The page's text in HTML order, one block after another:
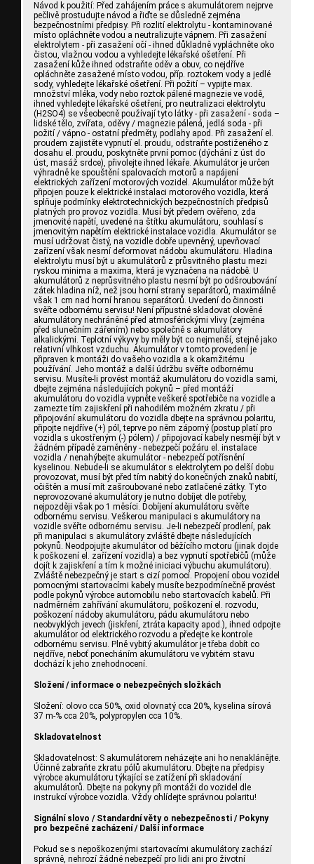
Návod k použití: Před zahájením práce s akumulátorem nejprve
pečlivě prostudujte návod a řiďte se důsledně zejména
bezpečnostními předpisy. Při rozlití elektrolytu - kontaminované
místo opláchněte vodou a neutralizujte vápnem. Při zasažení
elektrolytem - při zasažení očí - ihned důkladně vypláchněte oko
čistou, vlažnou vodou a vyhledejte lékařské ošetření. Při
zasažení kůže ihned odstraňte oděv a obuv, co nejdříve
opláchněte zasažené místo vodou, příp. roztokem vody a jedlé
sody, vyhledejte lékařské ošetření. Při požití – vypijte max.
množství mléka, vody nebo roztok pálené magnezie ve vodě,
ihned vyhledejte lékařské ošetření, pro neutralizaci elektrolytu
(H2SO4) se všeobecně používají tyto látky - při zasažení - soda –
lidské tělo, zvířata, oděvy / magnezie pálená, jedlá soda - při
požití / vápno - ostatní předměty, podlahy apod. Při zasažení el.
proudem zajistěte vypnutí el. proudu, odstraňte postiženého z
dosahu el. proudu, poskytněte první pomoc (dýchání z úst do
úst, masáž srdce), přivolejte ihned lékaře. Akumulátor je určen
výhradně ke spouštění spalovacích motorů a napájení
elektrických zařízení motorových vozidel. Akumulátor může být
připojen pouze k elektrické instalaci motorového vozidla, která
splňuje podmínky elektrotechnických bezpečnostních předpisů
platných pro provoz vozidla. Musí být předem ověřeno, zda
jmenovité napětí, uvedené na štítku akumulátoru, souhlasí s
jmenovitým napětím elektrické instalace vozidla. Akumulátor se
musí udržovat čistý, na vozidle dobře upevněný, upevňovací
zařízení však nesmí deformovat nádobu akumulátoru. Hladina
elektrolytu musí být u akumulátorů z průsvitného plastu mezi
ryskou minima a maxima, která je vyznačena na nádobě. U
akumulátorů z neprůsvitného plastu nesmí být po odšroubování
zátek hladina níž, než jsou horní strany separátorů, maximálně
však 1 cm nad horní hranou separátorů. Uvedení do činnosti
svěřte odbornému servisu! Není přípustné skladovat olověné
akumulátory nechráněné před atmosférickými vlivy (zejména
před slunečním zářením) nebo společně s akumulátory
alkalickými. Teplotní výkyvy by měly být co nejmenší, stejně jako
relativní vlhkost vzduchu. Akumulátor v tomto provedení je
připraven k montáži do vašeho vozidla a k okamžitému
používání. Jeho montáž a další údržbu svěřte odbornému
servisu. Musíte-li provést montáž akumulátoru do vozidla sami,
dbejte zejména následujících pokynů – před montáží
akumulátoru do vozidla vypněte veškeré spotřebiče na vozidle a
zamezte tím zajiskření při nahodilém možném zkratu / při
připojování akumulátoru do vozidla dbejte na správnou polaritu,
připojte nejdříve (+) pól, teprve po něm záporný (postup platí pro
vozidla s ukostřeným (-) pólem) / připojovací kabely nesmějí být v
žádném případě zaměněny - nebezpečí požáru el. instalace
vozidla / nenahýbejte akumulátor - nebezpečí potřísnění
kyselinou. Nebude-li se akumulátor s elektrolytem po delší dobu
provozovat, musí být před tím nabitý do konečných znaků nabití,
očištěn a musí mít zašroubované nebo zatlačené zátky. Tyto
neprovozované akumulátory je nutno dobíjet dle potřeby,
nejpozději však po 1 měsíci. Dobíjení akumulátoru svěřte
odbornému servisu. Veškerou manipulaci s akumulátory na
vozidle svěřte odbornému servisu. Je-li nebezpečí prodlení, pak
při manipulaci s akumulátory zvláště dbejte následujících
pokynů. Neodpojujte akumulátor od běžícího motoru (jinak dojde
k poškození el. zařízení vozidla) a bez vypnutí spotřebičů (může
dojít k zajiskření a tím k možné iniciaci výbuchu akumulátoru).
Zvláště nebezpečný je start s cizí pomocí. Propojení obou vozidel
pomocnými startovacími kabely musíte bezpodmínečně provést
podle pokynů výrobce automobilu nebo startovacích kabelů. Při
nadměrném zahřívání akumulátoru, poškození el. rozvodu,
poškození nádoby akumulátoru, pádu akumulátoru nebo
neobvyklých jevech (jiskření, ztráta kapacity apod.), ihned odpojte
akumulátor od elektrického rozvodu a předejte ke kontrole
odbornému servisu. Plně vybitý akumulátor je třeba dobít co
nejdříve, neboť ponecháním akumulátoru ve vybitém stavu
dochází k jeho znehodnocení.
Složení / informace o nebezpečných složkách
Složení: olovo cca 50%, oxid olovnatý cca 20%, kyselina sírová
37 m-% cca 20%, polypropylen cca 10%.
Skladovatelnost
Skladovatelnost: S akumulátorem neházejte ani ho nenaklánějte.
Účinně zabraňte zkratu pólů akumulátoru. Dbejte na předpisy
výrobce akumulátoru týkající se zatížení při skladování
akumulátorů. Dbejte na pokyny při montáži do vozidel dle
instrukcí výrobce vozidla. Vždy ohlídejte správnou polaritu!
Signální slovo / Standardní věty o nebezpečnosti / Pokyny
pro bezpečné zacházení / Další informace
Pokud se s nepoškozenými startovacími akumulátory zachází
správně, nehrozí žádné nebezpečí pro lidi ani pro životní